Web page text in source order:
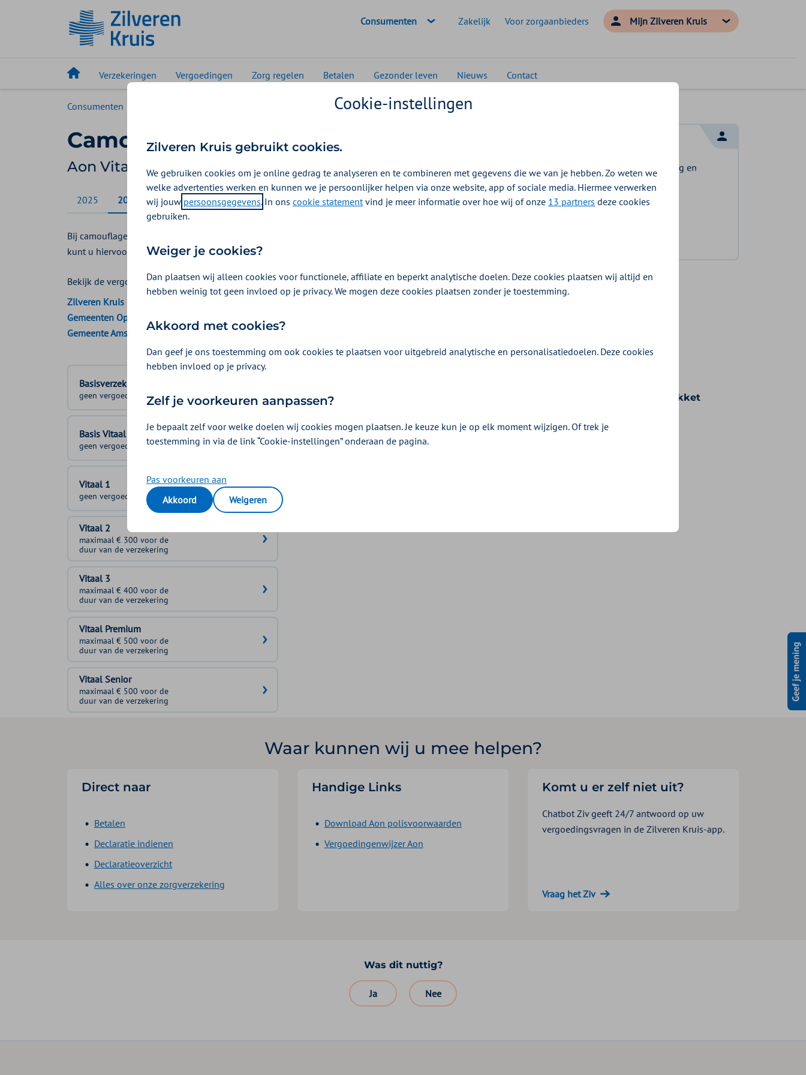
Geselecteerde doelgroep:
Consumenten Zakelijk Voor zorgaanbieders Mijn Zilveren Kruis
Verzekeringen Vergoedingen Zorg regelen Betalen Gezonder leven Nieuws Contact
Consumenten Camouflagelessen
Camouflagelessen
Aon Vitaal vergoedingen 2026
2025 2026
Bij camouflagetherapie leert u hoe u littekens en vlekken op de huid minder zichtbaar maakt. Bij Aon Vitaal
kunt u hiervoor een vergoeding krijgen vanuit de aanvullende verzekering.
Bekijk de vergoedingen van:
Zilveren Kruis
Gemeenten Optimaal
Gemeente Amsterdam
Log in en bekijk welke vergoeding en
voorwaarden voor u gelden.
Basisverzekering
geen vergoeding
Kies uw pakket en bekijk de vergoedingen en voorwaarden die bij uw pakket
horen.
Basis Vitaal
geen vergoeding
Vitaal 1
geen vergoeding
Vitaal 2
maximaal € 300 voor de
duur van de verzekering
Vitaal 3
maximaal € 400 voor de
duur van de verzekering
Vitaal Premium
maximaal € 500 voor de
duur van de verzekering
Vitaal Senior
maximaal € 500 voor de
duur van de verzekering
Waar kunnen wij u mee helpen?
Direct naar
Betalen
Declaratie indienen
Declaratieoverzicht
Alles over onze zorgverzekering
Handige Links
Download Aon polisvoorwaarden
Vergoedingenwijzer Aon
Komt u er zelf niet uit?
Chatbot Ziv geeft 24/7 antwoord op uw
vergoedingsvragen in de Zilveren Kruis-app.
Vraag het Ziv
Was dit nuttig?
Ja Nee
Cookie-instellingen
Zilveren Kruis gebruikt cookies.
We gebruiken cookies om je online gedrag te analyseren en te combineren met gegevens die we van je hebben. Zo weten we
welke advertenties werken en kunnen we je persoonlijker helpen via onze website, app of sociale media. Hiermee verwerken
wij jouw persoonsgegevens. In ons cookie statementvind je meer informatie over hoe wij of onze 13 partners deze cookies
gebruiken.
Weiger je cookies?
Dan plaatsen wij alleen cookies voor functionele, affiliate en beperkt analytische doelen. Deze cookies plaatsen wij altijd en
hebben weinig tot geen invloed op je privacy. We mogen deze cookies plaatsen zonder je toestemming.
Akkoord met cookies?
Dan geef je ons toestemming om ook cookies te plaatsen voor uitgebreid analytische en personalisatiedoelen. Deze cookies
hebben invloed op je privacy.
Zelf je voorkeuren aanpassen?
Je bepaalt zelf voor welke doelen wij cookies mogen plaatsen. Je keuze kun je op elk moment wijzigen. Of trek je
toestemming in via de link “Cookie-instellingen” onderaan de pagina.
Pas voorkeuren aan
Akkoord
Weigeren